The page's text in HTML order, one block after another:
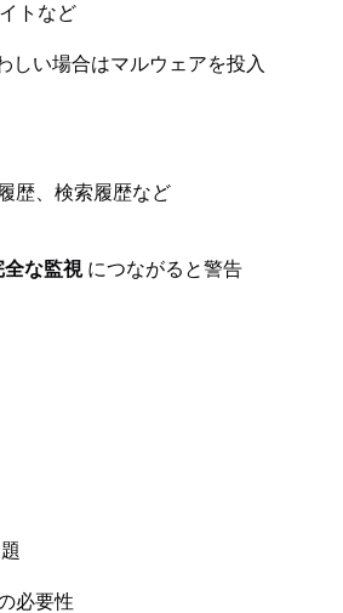
トなど
しい場合はマルウェアを投入
歴、検索履歴など
全な監視につながると警告
必要性